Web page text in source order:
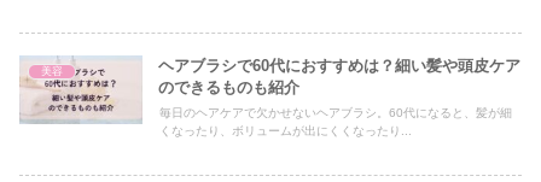
美容
ヘアブラシで60代におすすめは？細い髪や頭皮ケア
のできるものも紹介
毎日のヘアケアで欠かせないヘアブラシ。60代になると、髪が細
くなったり、ボリュームが出にくくなったり...